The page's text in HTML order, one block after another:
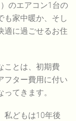
のエアコン1台の
も家中暖か、そし
適に過ごせるお住
ことは、初期費
フター費用に付い
てきます。
私どもは10年後